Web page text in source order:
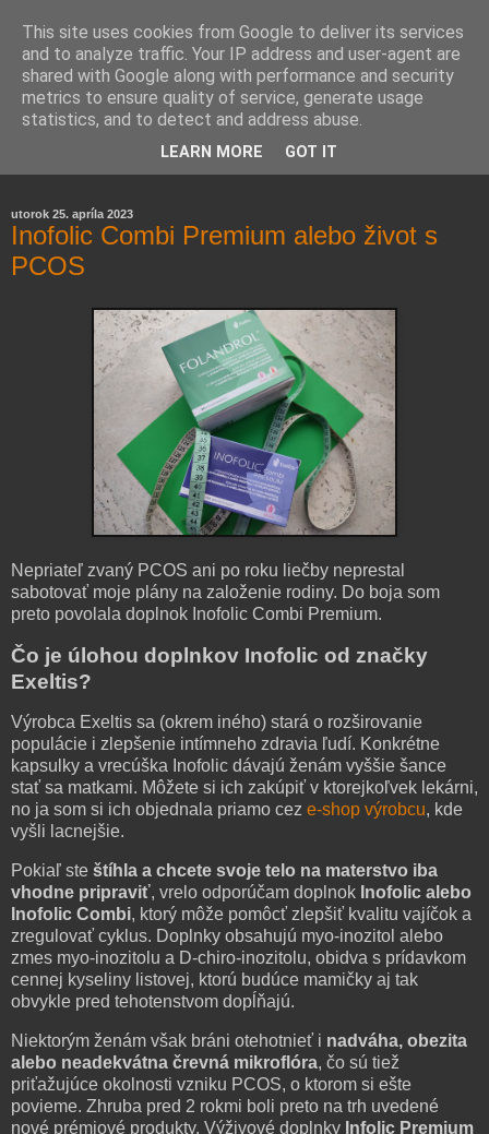
rozoberá témy o zdraví, živote a všetko možné.
utorok 25. apríla 2023
Inofolic Combi Premium alebo život s
PCOS
Nepriateľ zvaný PCOS ani po roku liečby neprestal
sabotovať moje plány na založenie rodiny. Do boja som
preto povolala doplnok Inofolic Combi Premium.
Čo je úlohou doplnkov Inofolic od značky
Exeltis?
Výrobca Exeltis sa (okrem iného) stará o rozširovanie
populácie i zlepšenie intímneho zdravia ľudí. Konkrétne
kapsulky a vrecúška Inofolic dávajú ženám vyššie šance
stať sa matkami. Môžete si ich zakúpiť v ktorejkoľvek lekárni,
no ja som si ich objednala priamo cez e-shop výrobcu, kde
vyšli lacnejšie.
Pokiaľ ste štíhla a chcete svoje telo na materstvo iba
vhodne pripraviť, vrelo odporúčam doplnok Inofolic alebo
Inofolic Combi, ktorý môže pomôcť zlepšiť kvalitu vajíčok a
zregulovať cyklus. Doplnky obsahujú myo-inozitol alebo
zmes myo-inozitolu a D-chiro-inozitolu, obidva s prídavkom
cennej kyseliny listovej, ktorú budúce mamičky aj tak
obvykle pred tehotenstvom dopĺňajú.
Niektorým ženám však bráni otehotnieť i nadváha, obezita
alebo neadekvátna črevná mikroflóra, čo sú tiež
priťažujúce okolnosti vzniku PCOS, o ktorom si ešte
povieme. Zhruba pred 2 rokmi boli preto na trh uvedené
nové prémiové produkty. Výživové doplnky Infolic Premium
This site uses cookies from Google to deliver its services
and to analyze traffic. Your IP address and user-agent are
shared with Google along with performance and security
metrics to ensure quality of service, generate usage
statistics, and to detect and address abuse.
LEARN MORE GOT IT